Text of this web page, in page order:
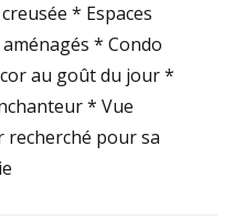
* Espaces
* Condo
au goût du jour *
* Vue
recherché pour sa